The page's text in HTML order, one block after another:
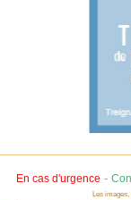
En cas d'urgence -
Les images,